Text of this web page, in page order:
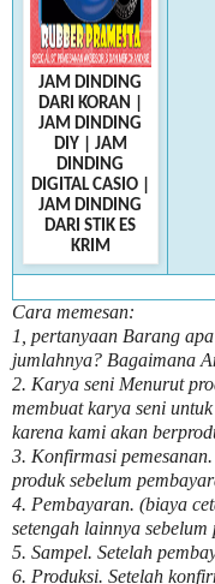
JAM DINDING
DARI KORAN
JAM DINDING
DIY
JAM
DINDING
DIGITAL CASIO|
JAM DINDING
DARI STIK ES
KRIM
Cara memesan:
1, pertanyaan Barang
jumlahnya? Bagaimana
2. Karya seni Menurut
membuat karya seni
karena kami akan
3. Konfirmasi
produk sebelum
4. Pembayaran. (biaya
setengah lainnya
5. Sampel. Setelah
6. Produksi. Setelah